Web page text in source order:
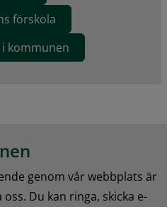
förskola
kommunen
genom vår webbplats är
Du kan ringa, skicka e-